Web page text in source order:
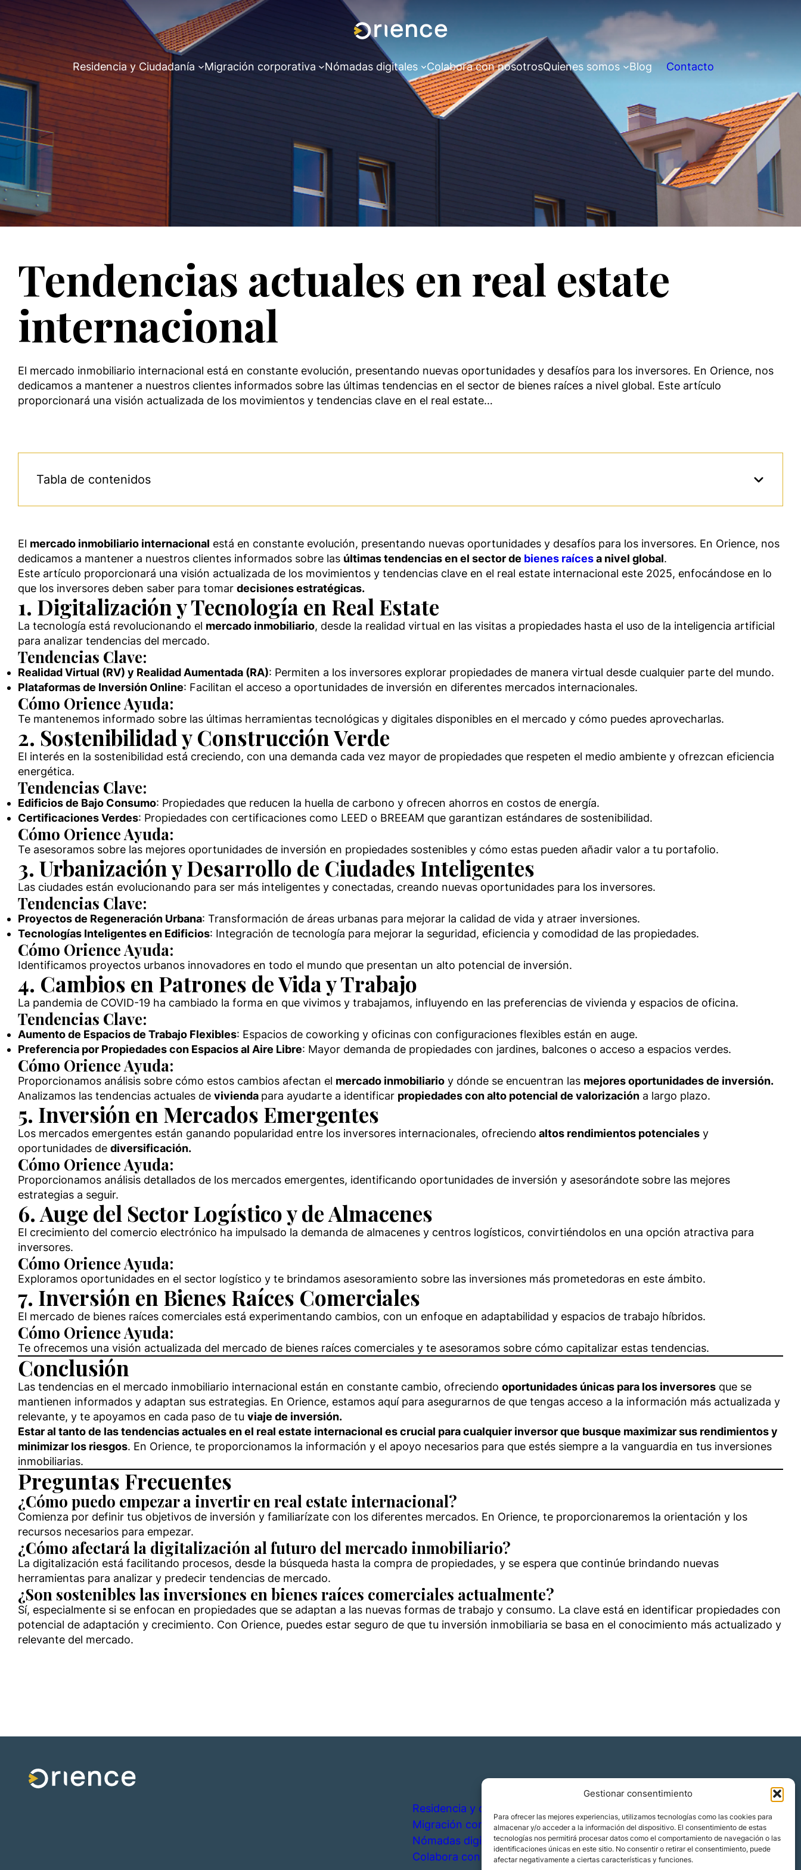
Gestionar consentimiento
Para ofrecer las mejores experiencias, utilizamos tecnologías como las cookies para
almacenar y/o acceder a la información del dispositivo. El consentimiento de estas
tecnologías nos permitirá procesar datos como el comportamiento de navegación o las
identificaciones únicas en este sitio. No consentir o retirar el consentimiento, puede
afectar negativamente a ciertas características y funciones.
Residencia y Ciudadanía Migración corporativa Nómadas digitales Colabora con nosotrosQuienes somos Blog Contacto
Tendencias actuales en real estate
internacional
El mercado inmobiliario internacional está en constante evolución, presentando nuevas oportunidades y desafíos para los inversores. En Orience, nos
dedicamos a mantener a nuestros clientes informados sobre las últimas tendencias en el sector de bienes raíces a nivel global. Este artículo
proporcionará una visión actualizada de los movimientos y tendencias clave en el real estate…
Tabla de contenidos
El mercado inmobiliario internacional está en constante evolución, presentando nuevas oportunidades y desafíos para los inversores. En Orience, nos
dedicamos a mantener a nuestros clientes informados sobre las últimas tendencias en el sector de bienes raícesa nivel global.
Este artículo proporcionará una visión actualizada de los movimientos y tendencias clave en el real estate internacional este 2025, enfocándose en lo
que los inversores deben saber para tomar decisiones estratégicas.
1. Digitalización y Tecnología en Real Estate
La tecnología está revolucionando el mercado inmobiliario, desde la realidad virtual en las visitas a propiedades hasta el uso de la inteligencia artificial
para analizar tendencias del mercado.
Tendencias Clave:
Realidad Virtual (RV) y Realidad Aumentada (RA): Permiten a los inversores explorar propiedades de manera virtual desde cualquier parte del mundo.
Plataformas de Inversión Online: Facilitan el acceso a oportunidades de inversión en diferentes mercados internacionales.
Cómo Orience Ayuda:
Te mantenemos informado sobre las últimas herramientas tecnológicas y digitales disponibles en el mercado y cómo puedes aprovecharlas.
2. Sostenibilidad y Construcción Verde
El interés en la sostenibilidad está creciendo, con una demanda cada vez mayor de propiedades que respeten el medio ambiente y ofrezcan eficiencia
energética.
Tendencias Clave:
Edificios de Bajo Consumo: Propiedades que reducen la huella de carbono y ofrecen ahorros en costos de energía.
Certificaciones Verdes: Propiedades con certificaciones como LEED o BREEAM que garantizan estándares de sostenibilidad.
Cómo Orience Ayuda:
Te asesoramos sobre las mejores oportunidades de inversión en propiedades sostenibles y cómo estas pueden añadir valor a tu portafolio.
3. Urbanización y Desarrollo de Ciudades Inteligentes
Las ciudades están evolucionando para ser más inteligentes y conectadas, creando nuevas oportunidades para los inversores.
Tendencias Clave:
Proyectos de Regeneración Urbana: Transformación de áreas urbanas para mejorar la calidad de vida y atraer inversiones.
Tecnologías Inteligentes en Edificios: Integración de tecnología para mejorar la seguridad, eficiencia y comodidad de las propiedades.
Cómo Orience Ayuda:
Identificamos proyectos urbanos innovadores en todo el mundo que presentan un alto potencial de inversión.
4. Cambios en Patrones de Vida y Trabajo
La pandemia de COVID-19 ha cambiado la forma en que vivimos y trabajamos, influyendo en las preferencias de vivienda y espacios de oficina.
Tendencias Clave:
Aumento de Espacios de Trabajo Flexibles: Espacios de coworking y oficinas con configuraciones flexibles están en auge.
Preferencia por Propiedades con Espacios al Aire Libre: Mayor demanda de propiedades con jardines, balcones o acceso a espacios verdes.
Cómo Orience Ayuda:
Proporcionamos análisis sobre cómo estos cambios afectan el mercado inmobiliario y dónde se encuentran las mejores oportunidades de inversión.
Analizamos las tendencias actuales de vivienda para ayudarte a identificar propiedades con alto potencial de valorización a largo plazo.
5. Inversión en Mercados Emergentes
Los mercados emergentes están ganando popularidad entre los inversores internacionales, ofreciendo altos rendimientos potenciales y
oportunidades de diversificación.
Cómo Orience Ayuda:
Proporcionamos análisis detallados de los mercados emergentes, identificando oportunidades de inversión y asesorándote sobre las mejores
estrategias a seguir.
6. Auge del Sector Logístico y de Almacenes
El crecimiento del comercio electrónico ha impulsado la demanda de almacenes y centros logísticos, convirtiéndolos en una opción atractiva para
inversores.
Cómo Orience Ayuda:
Exploramos oportunidades en el sector logístico y te brindamos asesoramiento sobre las inversiones más prometedoras en este ámbito.
7. Inversión en Bienes Raíces Comerciales
El mercado de bienes raíces comerciales está experimentando cambios, con un enfoque en adaptabilidad y espacios de trabajo híbridos.
Cómo Orience Ayuda:
Te ofrecemos una visión actualizada del mercado de bienes raíces comerciales y te asesoramos sobre cómo capitalizar estas tendencias.
Conclusión
Las tendencias en el mercado inmobiliario internacional están en constante cambio, ofreciendo oportunidades únicas para los inversores que se
mantienen informados y adaptan sus estrategias. En Orience, estamos aquí para asegurarnos de que tengas acceso a la información más actualizada y
relevante, y te apoyamos en cada paso de tu viaje de inversión.
Estar al tanto de las tendencias actuales en el real estate internacional es crucial para cualquier inversor que busque maximizar sus rendimientos y
minimizar los riesgos. En Orience, te proporcionamos la información y el apoyo necesarios para que estés siempre a la vanguardia en tus inversiones
inmobiliarias.
Preguntas Frecuentes
¿Cómo puedo empezar a invertir en real estate internacional?
Comienza por definir tus objetivos de inversión y familiarízate con los diferentes mercados. En Orience, te proporcionaremos la orientación y los
recursos necesarios para empezar.
¿Cómo afectará la digitalización al futuro del mercado inmobiliario?
La digitalización está facilitando procesos, desde la búsqueda hasta la compra de propiedades, y se espera que continúe brindando nuevas
herramientas para analizar y predecir tendencias de mercado.
¿Son sostenibles las inversiones en bienes raíces comerciales actualmente?
Sí, especialmente si se enfocan en propiedades que se adaptan a las nuevas formas de trabajo y consumo. La clave está en identificar propiedades con
potencial de adaptación y crecimiento. Con Orience, puedes estar seguro de que tu inversión inmobiliaria se basa en el conocimiento más actualizado y
relevante del mercado.
Residencia y ciudadanía
Migración corporativa
Nómadas digitales
Colabora con nosotros
Blog
Contacto
Localizaciones